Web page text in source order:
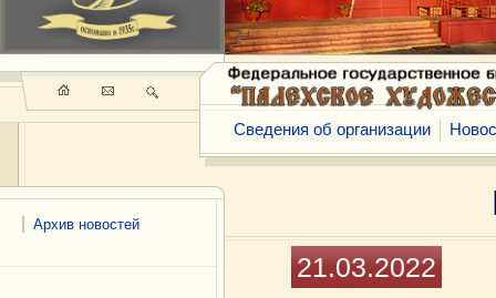
Архив новостей
Сведения об организации
21.03.2022